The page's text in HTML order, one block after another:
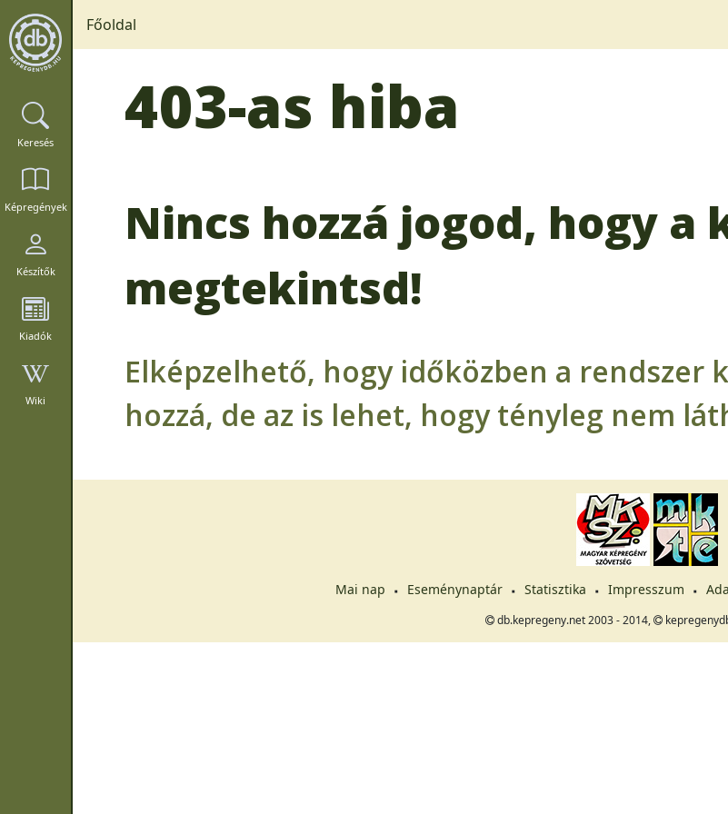
Keresés
Képregények
Készítők
Kiadók
Wiki
Főoldal
403-as hiba
Nincs hozzá jogod, hogy
megtekintsd!
Elképzelhető, hogy időközben a
hozzá, de az is lehet, hogy tényleg nem
Mai nap Eseménynaptár Statisztika Impresszum
db.kepregeny.net 2003 - 2014,